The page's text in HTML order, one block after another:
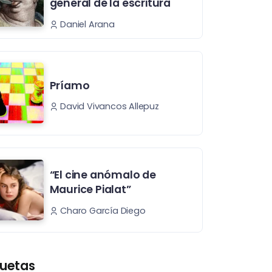
general de la escritura
Daniel Arana
Príamo
David Vivancos Allepuz
“El cine anómalo de
Maurice Pialat”
Charo García Diego